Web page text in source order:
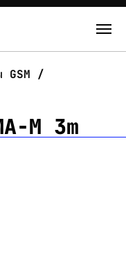
GSM
M 3m